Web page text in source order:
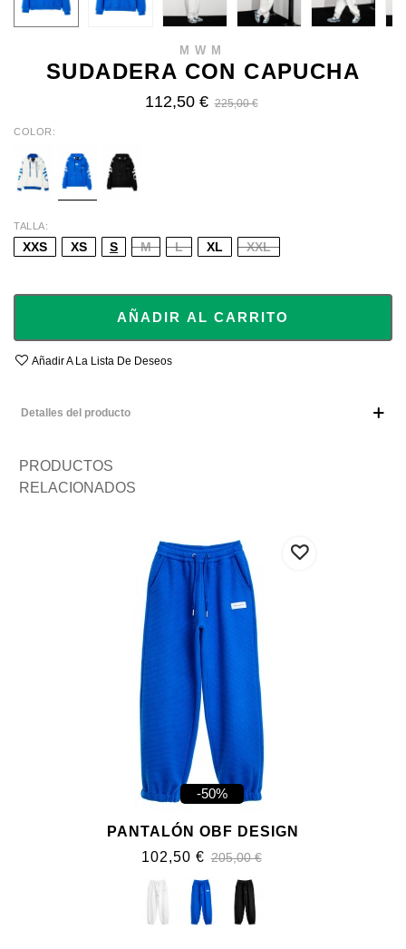
MWM
SUDADERA CON CAPUCHA
112,50 € 225,00 €
COLOR
TALLA
XXS XS S M L XL XXL
AÑADIR AL CARRITO
Añadir A La Lista De Deseos
Detalles del producto
PRODUCTOS
RELACIONADOS
-50%
PANTALÓN OBF DESIGN
102,50 € 205,00 €